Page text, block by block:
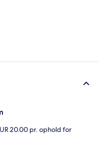
20.00 pr. ophold for